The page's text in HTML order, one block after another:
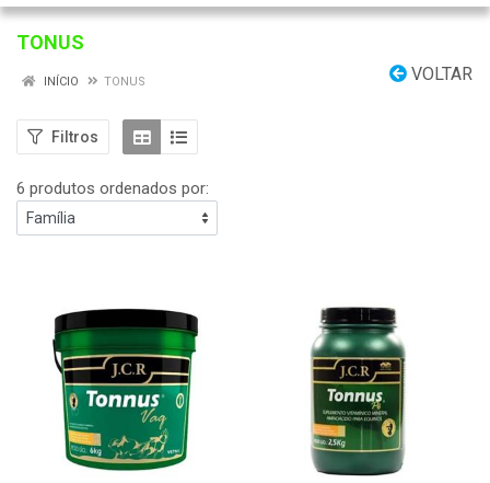
TONUS
VOLTAR
INÍCIO TONUS
Filtros
6 produtos ordenados por: